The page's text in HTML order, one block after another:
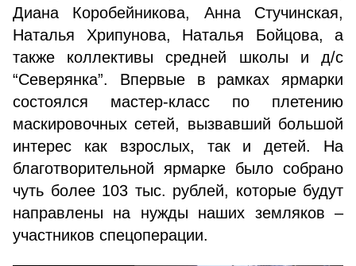
Диана Коробейникова, Анна Стучинская,
Наталья Хрипунова, Наталья Бойцова, а
также коллективы средней школы и д/с
“Северянка”. Впервые в рамках ярмарки
состоялся мастер-класс по плетению
маскировочных сетей, вызвавший большой
интерес как взрослых, так и детей. На
благотворительной ярмарке было собрано
чуть более 103 тыс. рублей, которые будут
направлены на нужды наших земляков –
участников спецоперации.